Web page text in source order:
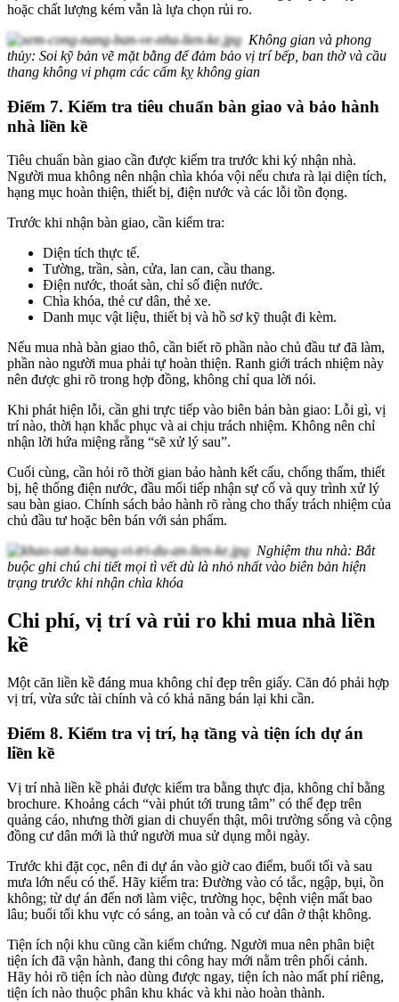
hoặc chất lượng kém vẫn là lựa chọn rủi ro.
Không gian và phong
thủy: Soi kỹ bản vẽ mặt bằng để đảm bảo vị trí bếp, ban thờ và cầu
thang không vi phạm các cấm kỵ không gian
Điểm 7. Kiểm tra tiêu chuẩn bàn giao và bảo hành
nhà liền kề
Tiêu chuẩn bàn giao cần được kiểm tra trước khi ký nhận nhà.
Người mua không nên nhận chìa khóa vội nếu chưa rà lại diện tích,
hạng mục hoàn thiện, thiết bị, điện nước và các lỗi tồn đọng.
Trước khi nhận bàn giao, cần kiểm tra:
Diện tích thực tế.
Tường, trần, sàn, cửa, lan can, cầu thang.
Điện nước, thoát sàn, chỉ số điện nước.
Chìa khóa, thẻ cư dân, thẻ xe.
Danh mục vật liệu, thiết bị và hồ sơ kỹ thuật đi kèm.
Nếu mua nhà bàn giao thô, cần biết rõ phần nào chủ đầu tư đã làm,
phần nào người mua phải tự hoàn thiện. Ranh giới trách nhiệm này
nên được ghi rõ trong hợp đồng, không chỉ qua lời nói.
Khi phát hiện lỗi, cần ghi trực tiếp vào biên bản bàn giao: Lỗi gì, vị
trí nào, thời hạn khắc phục và ai chịu trách nhiệm. Không nên chỉ
nhận lời hứa miệng rằng “sẽ xử lý sau”.
Cuối cùng, cần hỏi rõ thời gian bảo hành kết cấu, chống thấm, thiết
bị, hệ thống điện nước, đầu mối tiếp nhận sự cố và quy trình xử lý
sau bàn giao. Chính sách bảo hành rõ ràng cho thấy trách nhiệm của
chủ đầu tư hoặc bên bán với sản phẩm.
Nghiệm thu nhà: Bắt
buộc ghi chú chi tiết mọi tì vết dù là nhỏ nhất vào biên bản hiện
trạng trước khi nhận chìa khóa
Chi phí, vị trí và rủi ro khi mua nhà liền
kề
Một căn liền kề đáng mua không chỉ đẹp trên giấy. Căn đó phải hợp
vị trí, vừa sức tài chính và có khả năng bán lại khi cần.
Điểm 8. Kiểm tra vị trí, hạ tầng và tiện ích dự án
liền kề
Vị trí nhà liền kề phải được kiểm tra bằng thực địa, không chỉ bằng
brochure. Khoảng cách “vài phút tới trung tâm” có thể đẹp trên
quảng cáo, nhưng thời gian di chuyển thật, môi trường sống và cộng
đồng cư dân mới là thứ người mua sử dụng mỗi ngày.
Trước khi đặt cọc, nên đi dự án vào giờ cao điểm, buổi tối và sau
mưa lớn nếu có thể. Hãy kiểm tra: Đường vào có tắc, ngập, bụi, ồn
không; từ dự án đến nơi làm việc, trường học, bệnh viện mất bao
lâu; buổi tối khu vực có sáng, an toàn và có cư dân ở thật không.
Tiện ích nội khu cũng cần kiểm chứng. Người mua nên phân biệt
tiện ích đã vận hành, đang thi công hay mới nằm trên phối cảnh.
Hãy hỏi rõ tiện ích nào dùng được ngay, tiện ích nào mất phí riêng,
tiện ích nào thuộc phân khu khác và khi nào hoàn thành.